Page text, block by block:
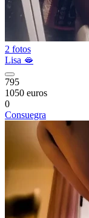
2 fotos
Lisa 🫦
795
1050 euros
0
Consuegra